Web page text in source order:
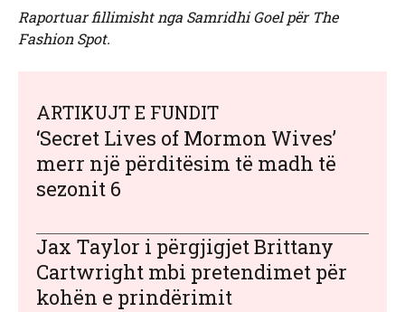
Raportuar fillimisht nga Samridhi Goel për The
Fashion Spot.
ARTIKUJT E FUNDIT
‘Secret Lives of Mormon Wives’
merr një përditësim të madh të
sezonit 6
Jax Taylor i përgjigjet Brittany
Cartwright mbi pretendimet për
kohën e prindërimit